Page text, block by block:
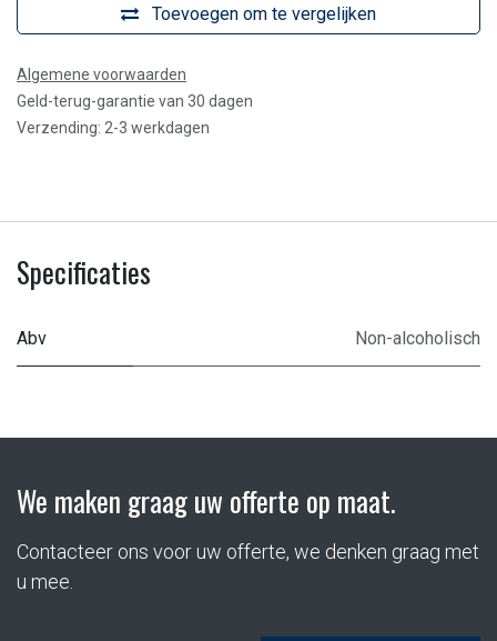
Toevoegen om te vergelijken
Algemene voorwaarden
Geld-terug-garantie van 30 dagen
Verzending: 2-3 werkdagen
Specificaties
Abv Non-alcoholisch
We maken graag uw offerte op maat.
Contacteer ons voor uw offerte, we denken graag met
u mee.